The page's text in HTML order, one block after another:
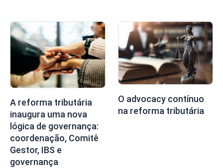
A reforma tributária
inaugura uma nova
lógica de governança:
coordenação, Comitê
Gestor, IBS e
governança
O advocacy contínuo
na reforma tributária